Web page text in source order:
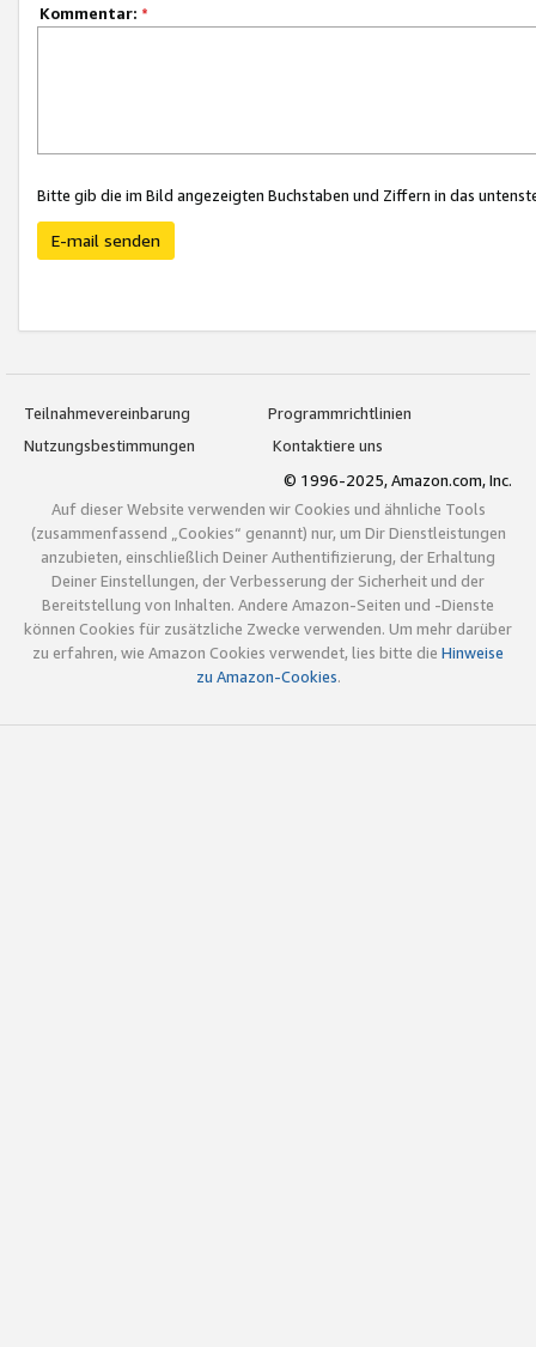
Kommentar: *
Bitte gib die im Bild angezeigten Buchstaben und Ziffern in das
E-mail senden
Teilnahmevereinbarung
Programmrichtlinien
Nutzungsbestimmungen
Kontaktiere uns
© 1996-2025, Amazon.com, Inc.
Auf dieser Website verwenden wir Cookies und ähnliche Tools
(zusammenfassend „Cookies“ genannt) nur, um Dir Dienstleistungen
anzubieten, einschließlich Deiner Authentifizierung, der Erhaltung
Deiner Einstellungen, der Verbesserung der Sicherheit und der
Bereitstellung von Inhalten. Andere Amazon-Seiten und -Dienste
können Cookies für zusätzliche Zwecke verwenden. Um mehr darüber
zu erfahren, wie Amazon Cookies verwendet, lies bitte die Hinweise
zu Amazon-Cookies.